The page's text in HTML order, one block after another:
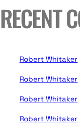
RECENT
Robert Whitaker
Robert Whitaker
Robert Whitaker
Robert Whitaker